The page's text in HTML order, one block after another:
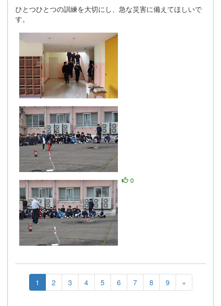
ひとつひとつの訓練を大切にし、急な災害に備えてほしいで
す。
0
1 2 3 4 5 6 7 8 9 »